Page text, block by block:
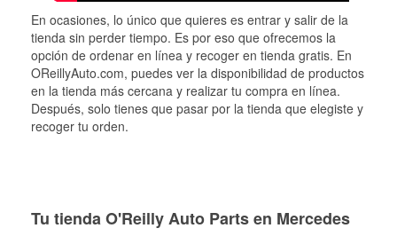
En ocasiones, lo único que quieres es entrar y salir de la
tienda sin perder tiempo. Es por eso que ofrecemos la
opción de ordenar en línea y recoger en tienda gratis. En
OReillyAuto.com, puedes ver la disponibilidad de productos
en la tienda más cercana y realizar tu compra en línea.
Después, solo tienes que pasar por la tienda que elegiste y
recoger tu orden.
Tu tienda O'Reilly Auto Parts en Mercedes